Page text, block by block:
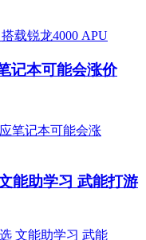
记本可能会涨价
能助学习 武能打游